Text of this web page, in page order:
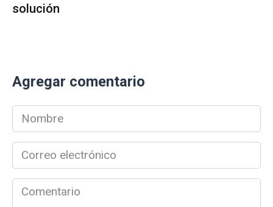
solución
Agregar comentario
Nombre
*
Correo
electrónico
*Comentario